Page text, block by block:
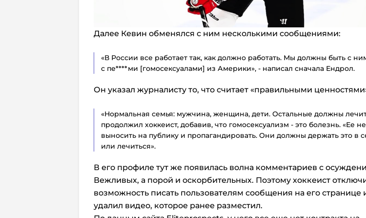
Далее Кевин обменялся с ним несколькими сообщениями:
«В России все работает так, как должно работать. Мы должны быть с
с пе****ми [гомосексуалами] из Америки», - написал сначала Ендрол.
Он указал журналисту то, что считает «правильными
«Нормальная семья: мужчина, женщина, дети. Остальные должны
продолжил хоккеист, добавив, что гомосексуализм - это болезнь. «Ее
выносить на публику и пропагандировать. Они должны держать это в
или лечиться».
В его профиле тут же появилась волна комментариев с
Вежливых, а порой и оскорбительных. Поэтому хоккеист
возможность писать пользователям сообщения на его странице
удалил видео, которое ранее разместил.